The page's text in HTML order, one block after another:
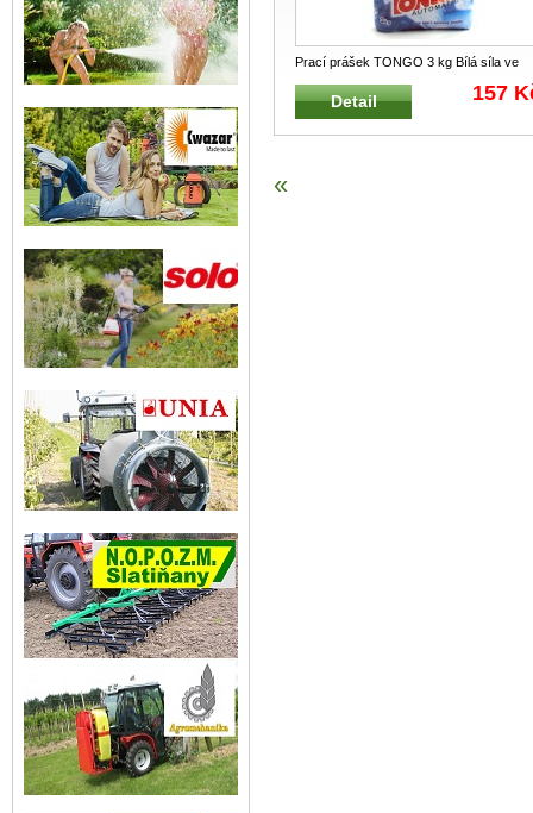
Prací prášek TONGO 3 kg Bílá síla ve
vaší pračce s aktivací již od 40 ...
Detail 157
«